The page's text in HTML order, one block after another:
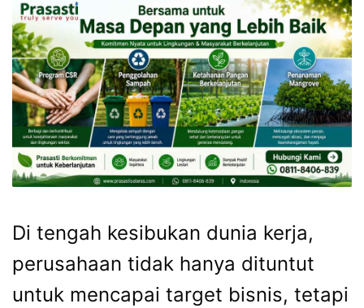
Di tengah kesibukan dunia kerja,
perusahaan tidak hanya dituntut
untuk mencapai target bisnis, tetapi